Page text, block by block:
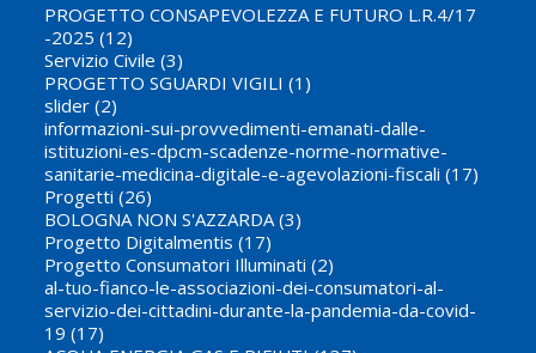
PROGETTO CONSAPEVOLEZZA E FUTURO L.R.4/17
-2025 (12)
Servizio Civile (3)
PROGETTO SGUARDI VIGILI (1)
slider (2)
informazioni-sui-provvedimenti-emanati-dalle-
istituzioni-es-dpcm-scadenze-norme-normative-
sanitarie-medicina-digitale-e-agevolazioni-fiscali (17)
Progetti (26)
BOLOGNA NON S'AZZARDA (3)
Progetto Digitalmentis (17)
Progetto Consumatori Illuminati (2)
al-tuo-fianco-le-associazioni-dei-consumatori-al-
servizio-dei-cittadini-durante-la-pandemia-da-covid-
19 (17)